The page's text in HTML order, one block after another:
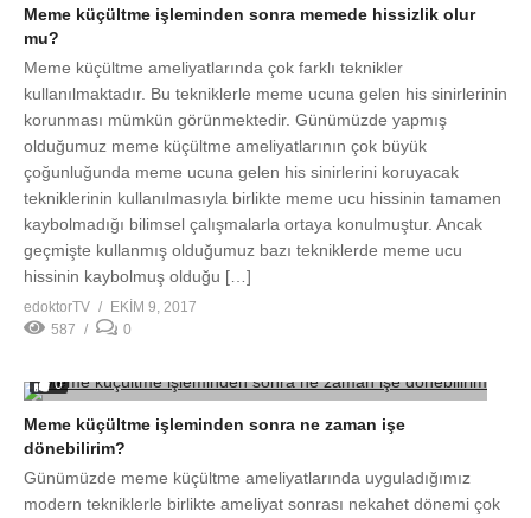
Meme küçültme işleminden sonra memede hissizlik olur
mu?
Meme küçültme ameliyatlarında çok farklı teknikler
kullanılmaktadır. Bu tekniklerle meme ucuna gelen his sinirlerinin
korunması mümkün görünmektedir. Günümüzde yapmış
olduğumuz meme küçültme ameliyatlarının çok büyük
çoğunluğunda meme ucuna gelen his sinirlerini koruyacak
tekniklerinin kullanılmasıyla birlikte meme ucu hissinin tamamen
kaybolmadığı bilimsel çalışmalarla ortaya konulmuştur. Ancak
geçmişte kullanmış olduğumuz bazı tekniklerde meme ucu
hissinin kaybolmuş olduğu […]
edoktorTV
EKIM 9, 2017
587
0
0
Meme küçültme işleminden sonra ne zaman işe
dönebilirim?
Günümüzde meme küçültme ameliyatlarında uyguladığımız
modern tekniklerle birlikte ameliyat sonrası nekahet dönemi çok